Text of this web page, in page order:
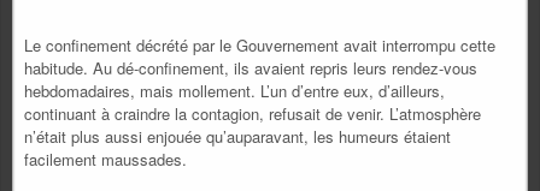
Le confinement décrété par le Gouvernement avait interrompu cette
habitude. Au dé-confinement, ils avaient repris leurs rendez-vous
hebdomadaires, mais mollement. L’un d’entre eux, d’ailleurs,
continuant à craindre la contagion, refusait de venir. L’atmosphère
n’était plus aussi enjouée qu’auparavant, les humeurs étaient
facilement maussades.